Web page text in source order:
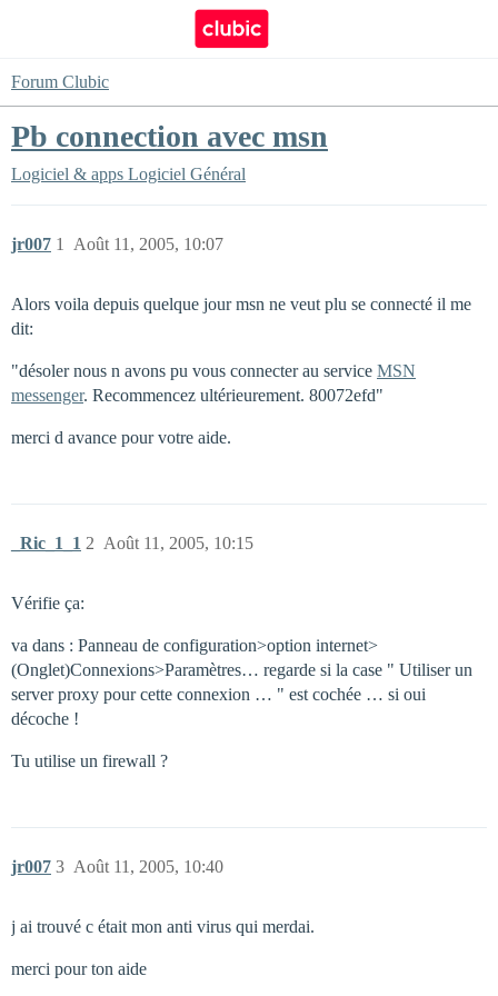
Forum Clubic
Pb connection avec msn
Logiciel & apps Logiciel Général
jr007 Août 11, 2005, 10:07
1
Alors voila depuis quelque jour msn ne veut plu se connecté il me
dit:
"désoler nous n avons pu vous connecter au service MSN
messenger. Recommencez ultérieurement. 80072efd"
merci d avance pour votre aide.
_Ric_1_1 Août 11, 2005, 10:15
2
Vérifie ça:
va dans : Panneau de configuration>option internet>
(Onglet)Connexions>Paramètres… regarde si la case " Utiliser un
server proxy pour cette connexion … " est cochée … si oui
décoche !
Tu utilise un firewall ?
jr007 Août 11, 2005, 10:40
3
j ai trouvé c était mon anti virus qui merdai.
merci pour ton aide